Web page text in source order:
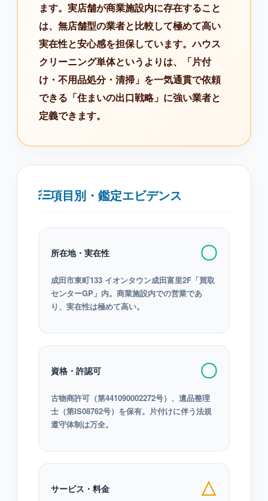
ます。実店舗が商業施設内に存在すること
は、無店舗型の業者と比較して極めて高い
実在性と安心感を担保しています。ハウス
クリーニング単体というよりは、「片付
け・不用品処分・清掃」を一気通貫で依頼
できる「住まいの出口戦略」に強い業者と
定義できます。
項目別・鑑定エビデンス
所在地・実在性 〇
成田市東町133 イオンタウン成田富里2F「買取
センターGP」内。商業施設内での営業であ
り、実在性は極めて高い。
資格・許認可 〇
古物商許可（第441090002272号）、遺品整理
士（第IS08762号）を保有。片付けに伴う法規
遵守体制は万全。
サービス・料金 △